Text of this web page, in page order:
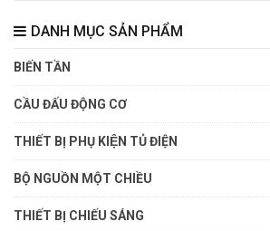
DANH MỤC SẢN PHẨM
BIẾN TẦN
CẦU ĐẤU ĐỘNG CƠ
THIẾT BỊ PHỤ KIỆN TỦ ĐIỆN
BỘ NGUỒN MỘT CHIỀU
THIẾT BỊ CHIẾU SÁNG